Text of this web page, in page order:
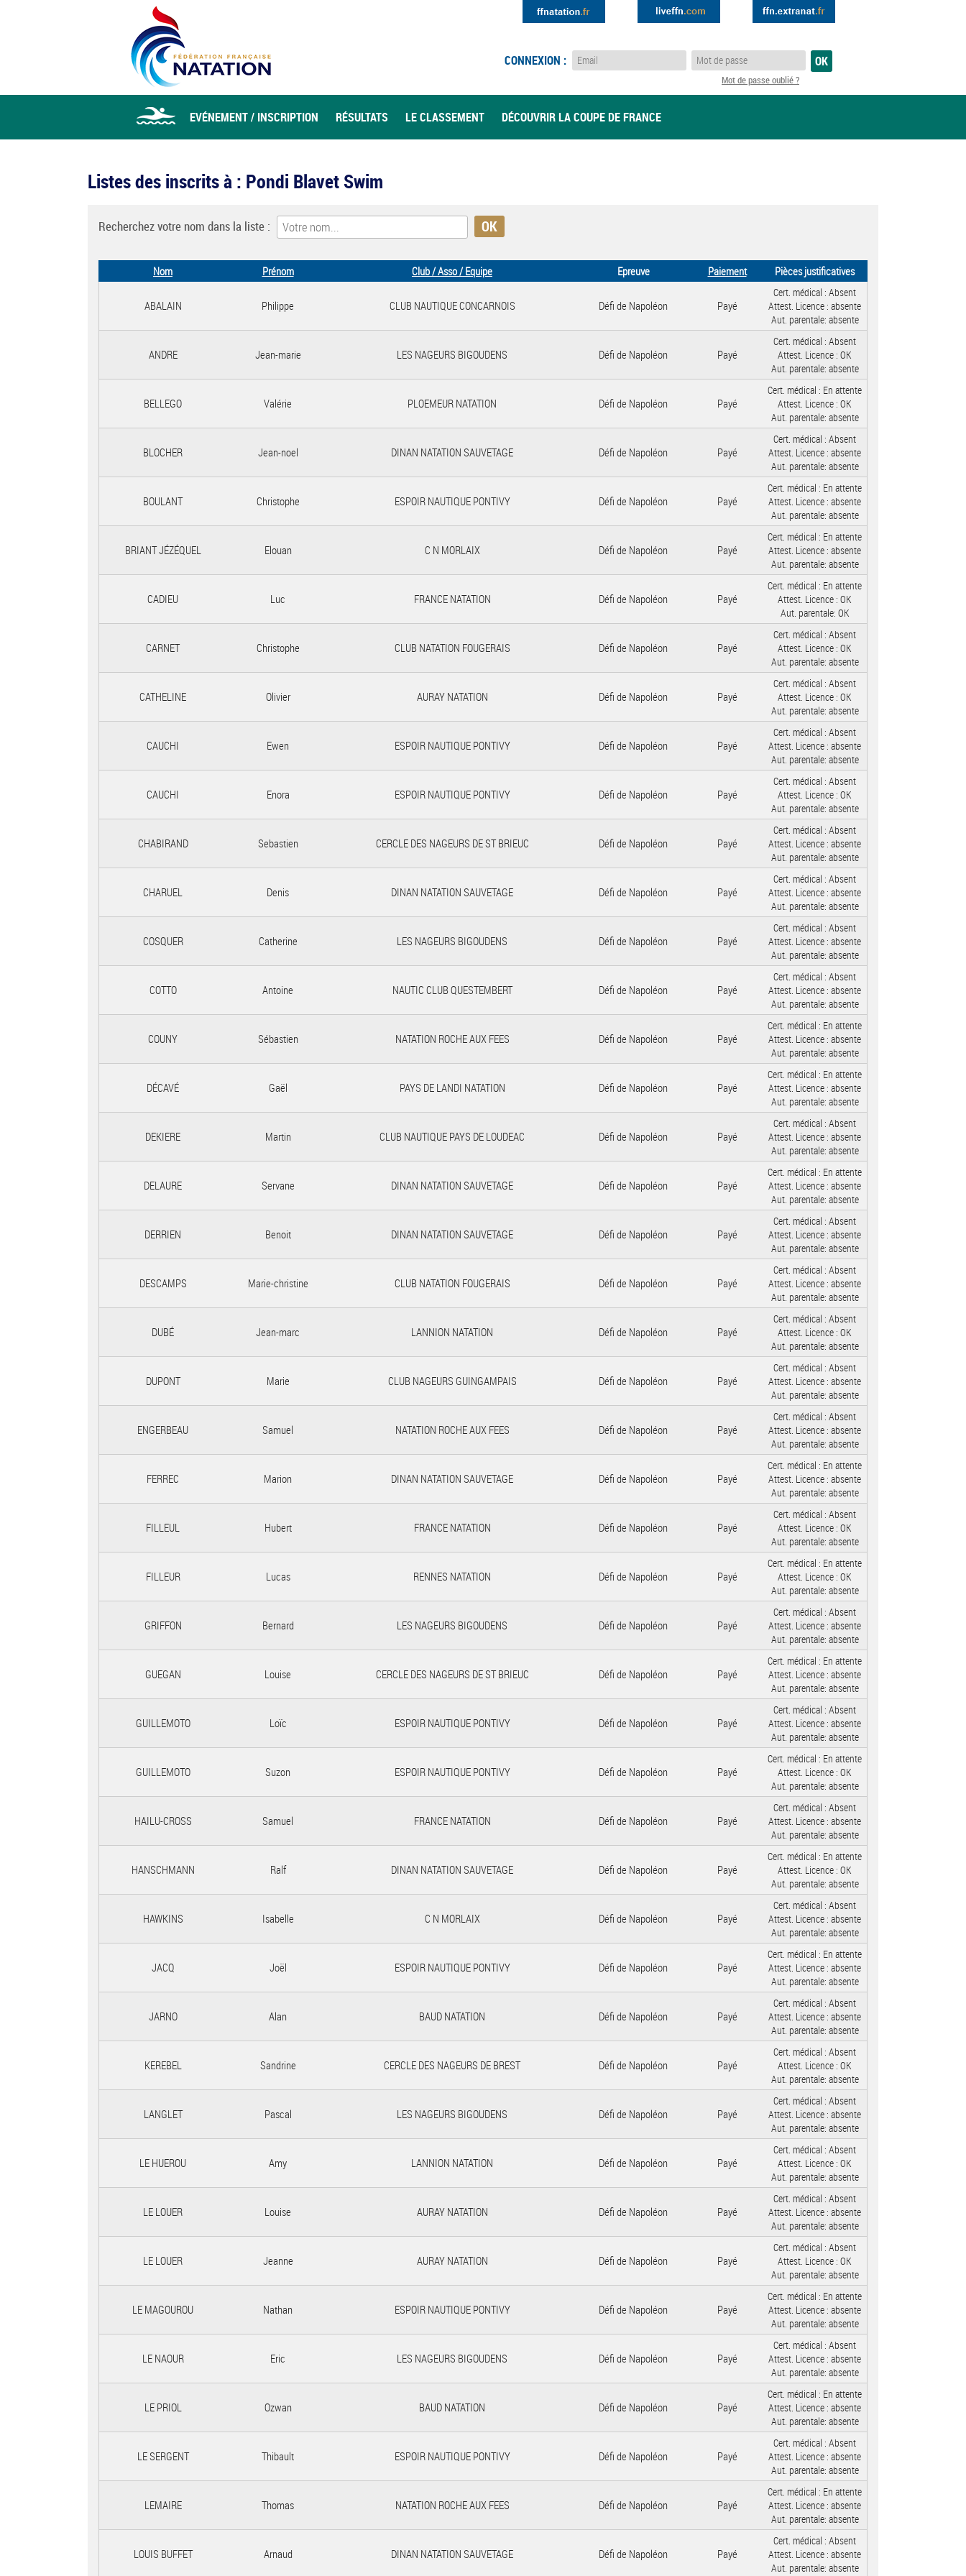
CONNEXION :
Mot de passe oublié ?
EVÉNEMENT / INSCRIPTION RÉSULTATS LE CLASSEMENT DÉCOUVRIR LA COUPE DE FRANCE
Listes des inscrits à : Pondi Blavet Swim
Recherchez votre nom dans la liste :
Nom Prénom Club / Asso / Equipe Epreuve Paiement Pièces justificatives
ABALAIN Philippe CLUB NAUTIQUE CONCARNOIS Défi de Napoléon Payé
Cert. médical : Absent
Attest. Licence : absente
Aut. parentale: absente
ANDRE Jean-marie LES NAGEURS BIGOUDENS Défi de Napoléon Payé
Cert. médical : Absent
Attest. Licence : OK
Aut. parentale: absente
BELLEGO Valérie PLOEMEUR NATATION Défi de Napoléon Payé
Cert. médical : En attente
Attest. Licence : OK
Aut. parentale: absente
BLOCHER Jean-noel DINAN NATATION SAUVETAGE Défi de Napoléon Payé
Cert. médical : Absent
Attest. Licence : absente
Aut. parentale: absente
BOULANT Christophe ESPOIR NAUTIQUE PONTIVY Défi de Napoléon Payé
Cert. médical : En attente
Attest. Licence : absente
Aut. parentale: absente
BRIANT JÉZÉQUEL Elouan C N MORLAIX Défi de Napoléon Payé
Cert. médical : En attente
Attest. Licence : absente
Aut. parentale: absente
CADIEU Luc FRANCE NATATION Défi de Napoléon Payé
Cert. médical : En attente
Attest. Licence : OK
Aut. parentale: OK
CARNET Christophe CLUB NATATION FOUGERAIS Défi de Napoléon Payé
Cert. médical : Absent
Attest. Licence : OK
Aut. parentale: absente
CATHELINE Olivier AURAY NATATION Défi de Napoléon Payé
Cert. médical : Absent
Attest. Licence : OK
Aut. parentale: absente
CAUCHI Ewen ESPOIR NAUTIQUE PONTIVY Défi de Napoléon Payé
Cert. médical : Absent
Attest. Licence : absente
Aut. parentale: absente
CAUCHI Enora ESPOIR NAUTIQUE PONTIVY Défi de Napoléon Payé
Cert. médical : Absent
Attest. Licence : OK
Aut. parentale: absente
CHABIRAND Sebastien CERCLE DES NAGEURS DE ST BRIEUC Défi de Napoléon Payé
Cert. médical : Absent
Attest. Licence : absente
Aut. parentale: absente
CHARUEL Denis DINAN NATATION SAUVETAGE Défi de Napoléon Payé
Cert. médical : Absent
Attest. Licence : absente
Aut. parentale: absente
COSQUER Catherine LES NAGEURS BIGOUDENS Défi de Napoléon Payé
Cert. médical : Absent
Attest. Licence : absente
Aut. parentale: absente
COTTO Antoine NAUTIC CLUB QUESTEMBERT Défi de Napoléon Payé
Cert. médical : Absent
Attest. Licence : absente
Aut. parentale: absente
COUNY Sébastien NATATION ROCHE AUX FEES Défi de Napoléon Payé
Cert. médical : En attente
Attest. Licence : absente
Aut. parentale: absente
DÉCAVÉ Gaël PAYS DE LANDI NATATION Défi de Napoléon Payé
Cert. médical : En attente
Attest. Licence : absente
Aut. parentale: absente
DEKIERE Martin CLUB NAUTIQUE PAYS DE LOUDEAC Défi de Napoléon Payé
Cert. médical : Absent
Attest. Licence : absente
Aut. parentale: absente
DELAURE Servane DINAN NATATION SAUVETAGE Défi de Napoléon Payé
Cert. médical : En attente
Attest. Licence : absente
Aut. parentale: absente
DERRIEN Benoit DINAN NATATION SAUVETAGE Défi de Napoléon Payé
Cert. médical : Absent
Attest. Licence : absente
Aut. parentale: absente
DESCAMPS Marie-christine CLUB NATATION FOUGERAIS Défi de Napoléon Payé
Cert. médical : Absent
Attest. Licence : absente
Aut. parentale: absente
DUBÉ Jean-marc LANNION NATATION Défi de Napoléon Payé
Cert. médical : Absent
Attest. Licence : OK
Aut. parentale: absente
DUPONT Marie CLUB NAGEURS GUINGAMPAIS Défi de Napoléon Payé
Cert. médical : Absent
Attest. Licence : absente
Aut. parentale: absente
ENGERBEAU Samuel NATATION ROCHE AUX FEES Défi de Napoléon Payé
Cert. médical : Absent
Attest. Licence : absente
Aut. parentale: absente
FERREC Marion DINAN NATATION SAUVETAGE Défi de Napoléon Payé
Cert. médical : En attente
Attest. Licence : absente
Aut. parentale: absente
FILLEUL Hubert FRANCE NATATION Défi de Napoléon Payé
Cert. médical : Absent
Attest. Licence : OK
Aut. parentale: absente
FILLEUR Lucas RENNES NATATION Défi de Napoléon Payé
Cert. médical : En attente
Attest. Licence : OK
Aut. parentale: absente
GRIFFON Bernard LES NAGEURS BIGOUDENS Défi de Napoléon Payé
Cert. médical : Absent
Attest. Licence : absente
Aut. parentale: absente
GUEGAN Louise CERCLE DES NAGEURS DE ST BRIEUC Défi de Napoléon Payé
Cert. médical : En attente
Attest. Licence : absente
Aut. parentale: absente
GUILLEMOTO Loïc ESPOIR NAUTIQUE PONTIVY Défi de Napoléon Payé
Cert. médical : Absent
Attest. Licence : absente
Aut. parentale: absente
GUILLEMOTO Suzon ESPOIR NAUTIQUE PONTIVY Défi de Napoléon Payé
Cert. médical : En attente
Attest. Licence : OK
Aut. parentale: absente
HAILU-CROSS Samuel FRANCE NATATION Défi de Napoléon Payé
Cert. médical : Absent
Attest. Licence : absente
Aut. parentale: absente
HANSCHMANN Ralf DINAN NATATION SAUVETAGE Défi de Napoléon Payé
Cert. médical : En attente
Attest. Licence : OK
Aut. parentale: absente
HAWKINS Isabelle C N MORLAIX Défi de Napoléon Payé
Cert. médical : Absent
Attest. Licence : absente
Aut. parentale: absente
JACQ Joël ESPOIR NAUTIQUE PONTIVY Défi de Napoléon Payé
Cert. médical : En attente
Attest. Licence : absente
Aut. parentale: absente
JARNO Alan BAUD NATATION Défi de Napoléon Payé
Cert. médical : Absent
Attest. Licence : absente
Aut. parentale: absente
KEREBEL Sandrine CERCLE DES NAGEURS DE BREST Défi de Napoléon Payé
Cert. médical : Absent
Attest. Licence : OK
Aut. parentale: absente
LANGLET Pascal LES NAGEURS BIGOUDENS Défi de Napoléon Payé
Cert. médical : Absent
Attest. Licence : absente
Aut. parentale: absente
LE HUEROU Amy LANNION NATATION Défi de Napoléon Payé
Cert. médical : Absent
Attest. Licence : OK
Aut. parentale: absente
LE LOUER Louise AURAY NATATION Défi de Napoléon Payé
Cert. médical : Absent
Attest. Licence : absente
Aut. parentale: absente
LE LOUER Jeanne AURAY NATATION Défi de Napoléon Payé
Cert. médical : Absent
Attest. Licence : OK
Aut. parentale: absente
LE MAGOUROU Nathan ESPOIR NAUTIQUE PONTIVY Défi de Napoléon Payé
Cert. médical : En attente
Attest. Licence : absente
Aut. parentale: absente
LE NAOUR Eric LES NAGEURS BIGOUDENS Défi de Napoléon Payé
Cert. médical : Absent
Attest. Licence : absente
Aut. parentale: absente
LE PRIOL Ozwan BAUD NATATION Défi de Napoléon Payé
Cert. médical : En attente
Attest. Licence : absente
Aut. parentale: absente
LE SERGENT Thibault ESPOIR NAUTIQUE PONTIVY Défi de Napoléon Payé
Cert. médical : Absent
Attest. Licence : absente
Aut. parentale: absente
LEMAIRE Thomas NATATION ROCHE AUX FEES Défi de Napoléon Payé
Cert. médical : En attente
Attest. Licence : absente
Aut. parentale: absente
LOUIS BUFFET Arnaud DINAN NATATION SAUVETAGE Défi de Napoléon Payé
Cert. médical : Absent
Attest. Licence : absente
Aut. parentale: absente